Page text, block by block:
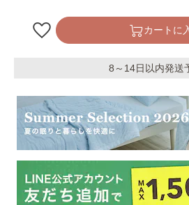
カートに
8～14日以内発送